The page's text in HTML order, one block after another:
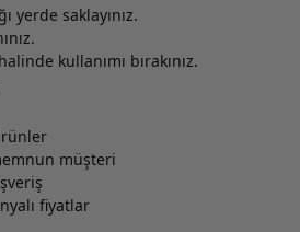
yerde saklayınız.
kullanımı bırakınız.
müşteri
fiyatlar